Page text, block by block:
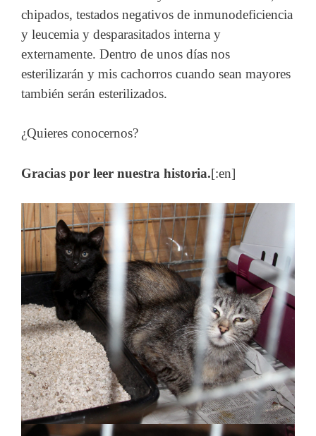
chipados, testados negativos de inmunodeficiencia
y leucemia y desparasitados interna y
externamente. Dentro de unos días nos
esterilizarán y mis cachorros cuando sean mayores
también serán esterilizados.
¿Quieres conocernos?
Gracias por leer nuestra historia.[:en]